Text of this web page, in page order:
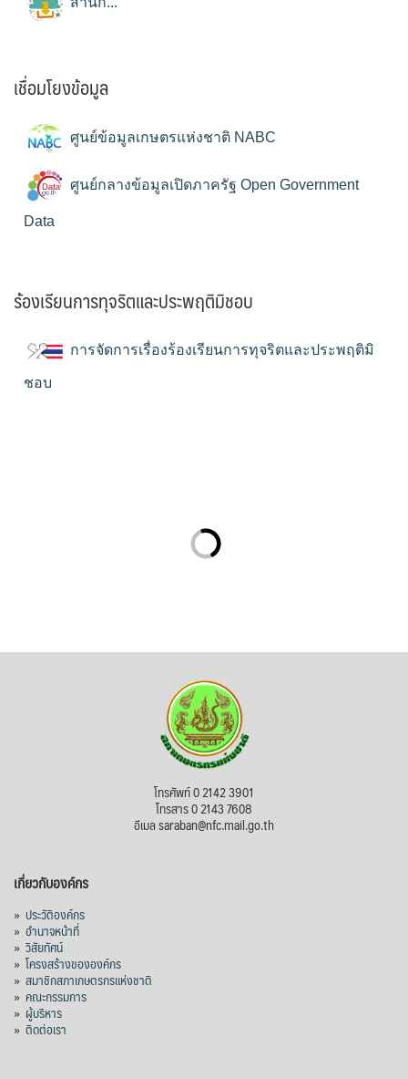
เชื่อมโยงข้อมูล
ศูนย์ข้อมูลเกษตรแห่งชาติ NABC
ศูนย์กลางข้อมูลเปิดภาครัฐ Open Government
Data
ร้องเรียนการทุจริตและประพฤติมิชอบ
การจัดการเรื่องร้องเรียนการทุจริตและประพฤติมิ
ชอบ
โทรศัพท์ 0 2142 3901
โทรสาร 0 2143 7608
อีเมล saraban@nfc.mail.go.th
เกี่ยวกับองค์กร
» ประวัติองค์กร
» อำนาจหน้าที่
» วิสัยทัศน์
» โครงสร้างขององค์กร
» สมาชิกสภาเกษตรกรแห่งชาติ
» คณะกรรมการ
» ผู้บริหาร
» ติดต่อเรา